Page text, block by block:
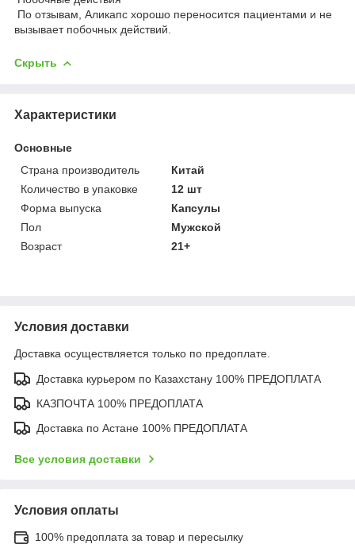
По отзывам, Аликапс хорошо переносится пациентами и не
вызывает побочных действий.
Скрыть
Характеристики
Основные
Страна производитель
Китай
Количество в упаковке
12 шт
Форма выпуска
Капсулы
Пол
Мужской
Возраст
21+
Условия доставки
Доставка осуществляется только по предоплате.
Доставка курьером по Казахстану 100% ПРЕДОПЛАТА
КАЗПОЧТА 100% ПРЕДОПЛАТА
Доставка по Астане 100% ПРЕДОПЛАТА
Все условия доставки
Условия оплаты
100% предоплата за товар и пересылку